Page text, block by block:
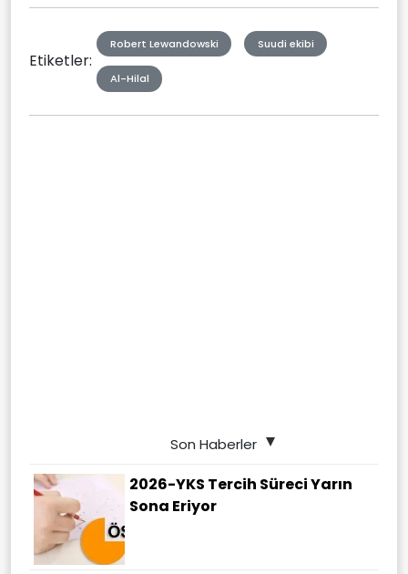
Etiketler:
Robert Lewandowski Suudi ekibi
Al-Hilal
Son Haberler
2026-YKS Tercih Süreci Yarın
Sona Eriyor